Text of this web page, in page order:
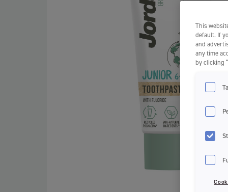
This
default. If
and
any time
by clicking